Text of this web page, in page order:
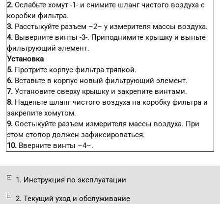
1. Инструкция по эксплуатации
2. Текущий уход и обслуживание
2. Ослабьте хомут -1- и снимите шланг чистого воздуха с
коробки фильтра.
3. Расстыкуйте разъем –2– у измерителя массы воздуха.
4. Выверните винты -3-. Приподнимите крышку и выньте
фильтрующий элемент.
Установка
5. Протрите корпус фильтра тряпкой.
6. Вставьте в корпус новый фильтрующий элемент.
7. Установите сверху крышку и закрепите винтами.
8. Наденьте шланг чистого воздуха на коробку фильтра и
закрепите хомутом.
9. Состыкуйте разъем измерителя массы воздуха. При
этом стопор должен зафиксироваться.
10. Вверните винты –4–.